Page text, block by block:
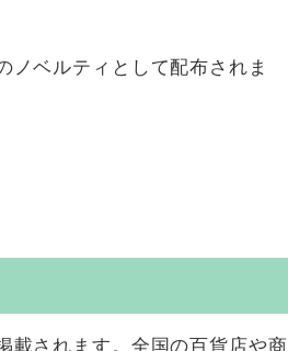
ノベルティとして配布されま
載されます。全国の百貨店や商